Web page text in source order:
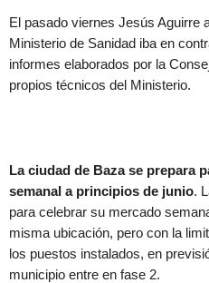
El pasado viernes Jesús Aguirre
Ministerio de Sanidad iba en
informes elaborados por la
propios técnicos del Ministerio.
La ciudad de Baza se prepara
semanal a principios de junio.
para celebrar su mercado
misma ubicación, pero con la
los puestos instalados, en
municipio entre en fase 2.